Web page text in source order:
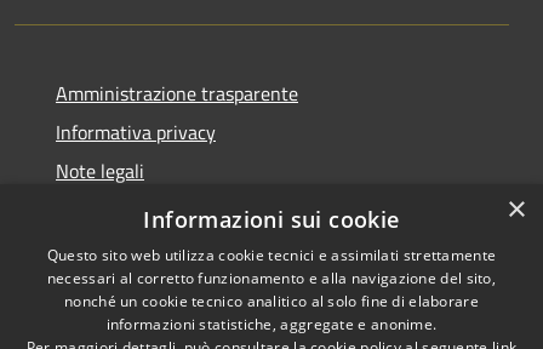
Amministrazione trasparente
Informativa privacy
Note legali
Dichiarazione di accessibilità
Copyright © 2026 • Comune di
×
Informazioni sui cookie
Questo sito web utilizza cookie tecnici e assimilati strettamente
necessari al corretto funzionamento e alla navigazione del sito,
nonché un cookie tecnico analitico al solo fine di elaborare
informazioni statistiche, aggregate e anonime.